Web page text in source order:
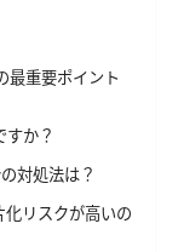
最重要ポイント
すか？
対処法は？
リスクが高いの